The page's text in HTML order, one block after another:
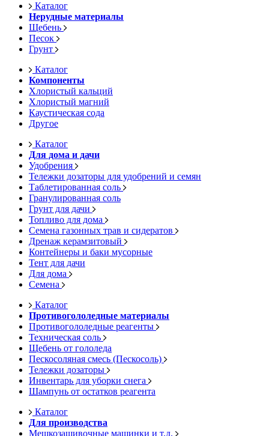
Каталог
Нерудные материалы
Щебень
Песок
Грунт
Каталог
Компоненты
Хлористый кальций
Хлористый магний
Каустическая сода
Другое
Каталог
Для дома и дачи
Удобрения
Тележки дозаторы для удобрений и семян
Таблетированная соль
Гранулированная соль
Грунт для дачи
Топливо для дома
Семена газонных трав и сидератов
Дренаж керамзитовый
Контейнеры и баки мусорные
Тент для дачи
Для дома
Семена
Каталог
Противогололедные материалы
Противогололедные реагенты
Техническая соль
Щебень от гололеда
Пескосоляная смесь (Пескосоль)
Тележки дозаторы
Инвентарь для уборки снега
Шампунь от остатков реагента
Каталог
Для производства
Мешкозашивочные машинки и т.д.